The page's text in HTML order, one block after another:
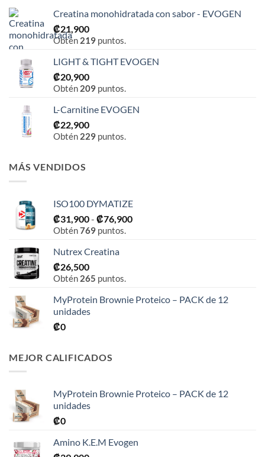
Creatina monohidratada con sabor - EVOGEN
₡21,900
Obtén 219 puntos.
LIGHT & TIGHT EVOGEN
₡20,900
Obtén 209 puntos.
L-Carnitine EVOGEN
₡22,900
Obtén 229 puntos.
MÁS VENDIDOS
ISO100 DYMATIZE
₡31,900- ₡76,900Rango
Obtén769 puntos.
Nutrex Creatina
₡26,500
Obtén 265 puntos.
MyProtein Brownie Proteico – PACK de 12
unidades
₡0
MEJOR CALIFICADOS
MyProtein Brownie Proteico – PACK de 12
unidades
₡0
Amino K.E.M Evogen